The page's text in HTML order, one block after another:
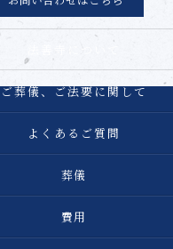
ご葬儀、ご法要に関して
よくあるご質問
葬儀
費用